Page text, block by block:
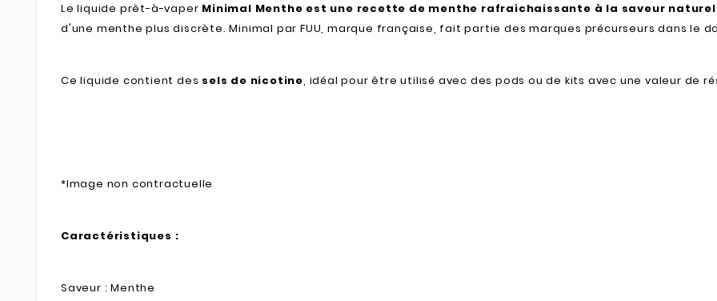
Le liquide prêt-à-vaper Minimal Menthe est une recette de menthe rafraichaissante à la saveur
d'une menthe plus discrète. Minimal par FUU, marque française, fait partie des marques précurseurs dans le
Ce liquide contient des sels de nicotine, idéal pour être utilisé avec des pods ou de kits avec une valeur de
*Image non contractuelle
Caractéristiques :
Saveur : Menthe